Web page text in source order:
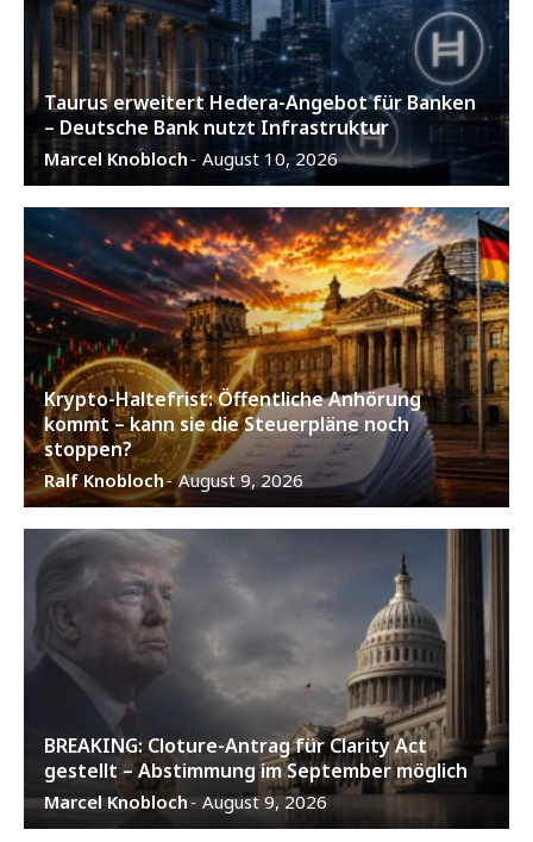
Taurus erweitert Hedera-Angebot für Banken
– Deutsche Bank nutzt Infrastruktur
Marcel Knobloch- August 10, 2026
Krypto-Haltefrist: Öffentliche Anhörung
kommt – kann sie die Steuerpläne noch
stoppen?
Ralf Knobloch- August 9, 2026
BREAKING: Cloture-Antrag für Clarity Act
gestellt – Abstimmung im September möglich
Marcel Knobloch- August 9, 2026